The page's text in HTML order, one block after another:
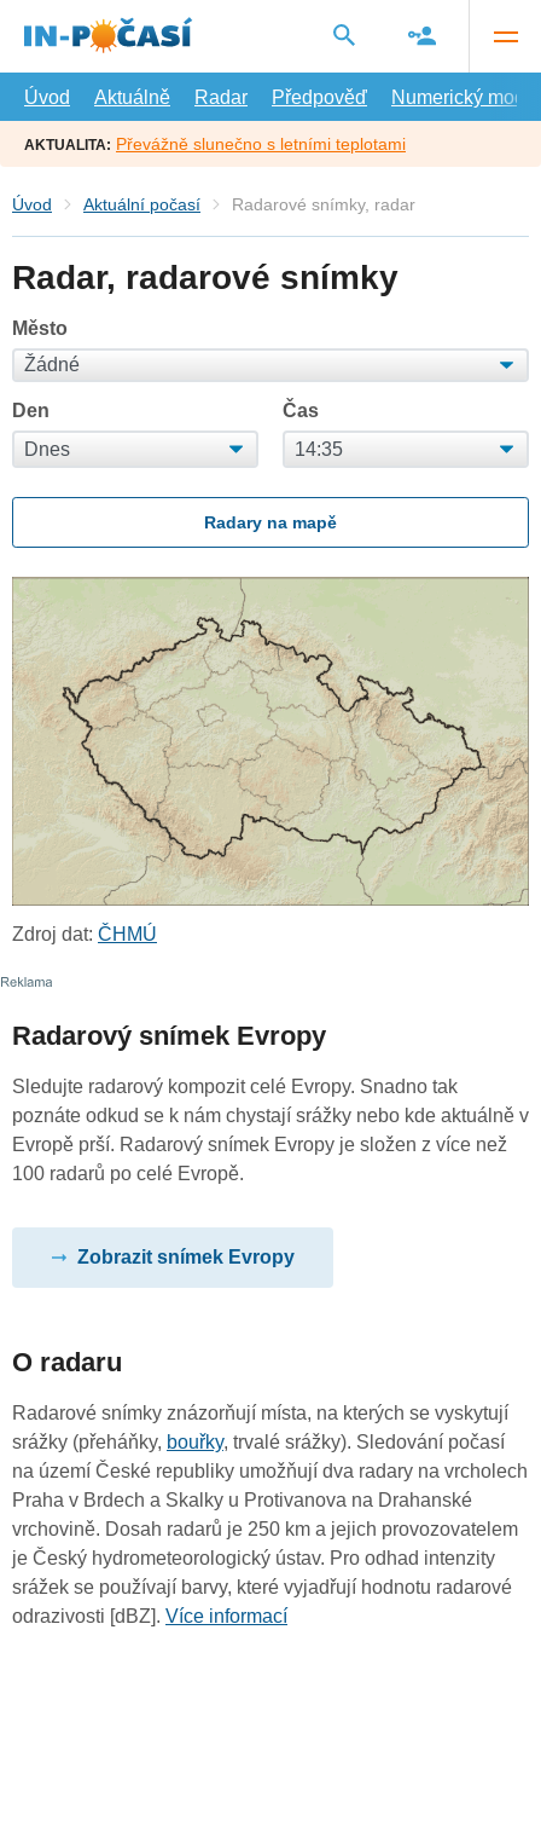
hlavní
Úvod
Aktuálně Radar Předpověď Numerický model
AKTUALITA: Převážně slunečno s letními teplotami
Úvod Aktuální počasí Radarové snímky, radar
Radar, radarové snímky
Město
Den Čas
Radary na mapě
Zdroj dat: ČHMÚ
Radarový snímek Evropy
Sledujte radarový kompozit celé Evropy. Snadno tak
poznáte odkud se k nám chystají srážky nebo kde aktuálně v
Evropě prší. Radarový snímek Evropy je složen z více než
100 radarů po celé Evropě.
Zobrazit snímek Evropy
O radaru
Radarové snímky znázorňují místa, na kterých se vyskytují
srážky (přeháňky, bouřky, trvalé srážky). Sledování počasí
na území České republiky umožňují dva radary na vrcholech
Praha v Brdech a Skalky u Protivanova na Drahanské
vrchovině. Dosah radarů je 250 km a jejich provozovatelem
je Český hydrometeorologický ústav. Pro odhad intenzity
srážek se používají barvy, které vyjadřují hodnotu radarové
odrazivosti [dBZ]. Více informací